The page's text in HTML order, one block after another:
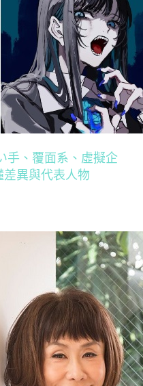
手、覆面系、虛擬企
異與代表人物